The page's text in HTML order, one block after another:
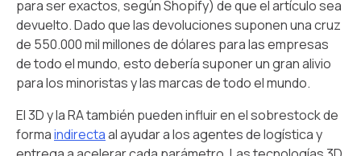
para ser exactos, según Shopify) de que el artículo sea
devuelto. Dado que las devoluciones suponen una cruz
de 550.000 mil millones de dólares para las empresas
de todo el mundo, esto debería suponer un gran alivio
para los minoristas y las marcas de todo el mundo.
El 3D y la RA también pueden influir en el sobrestock de
formaindirectaal ayudar a los agentes de logística y